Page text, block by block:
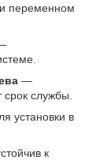
переменном
—
службы.
установки в
к